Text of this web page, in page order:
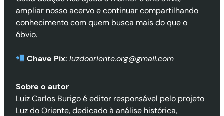
ampliar nosso acervo e continuar compartilhando
conhecimento com quem busca mais do que o
óbvio.
Chave Pix: luzdooriente.org@gmail.com
Sobre o autor
Luiz Carlos Burigo é editor responsável pelo projeto
Luz do Oriente, dedicado à análise histórica,